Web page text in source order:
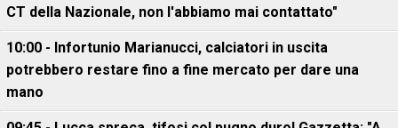
CT della Nazionale, non l'abbiamo mai contattato"
10:00 - Infortunio Marianucci, calciatori in uscita
potrebbero restare fino a fine mercato per dare una
mano